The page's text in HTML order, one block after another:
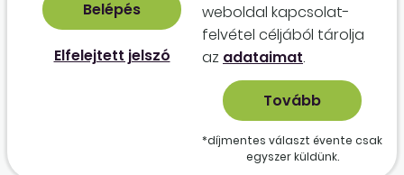
Elfelejtett jelszó
weboldal kapcso­lat­
felvétel céljából tárolja
az adataimat.
*díjmentes választ évente csak
egyszer küldünk.